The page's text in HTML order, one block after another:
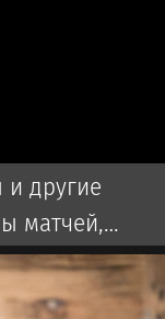
другие
матчей,